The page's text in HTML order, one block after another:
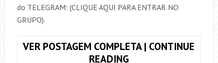
do TELEGRAM: (CLIQUE AQUI PARA ENTRAR NO
GRUPO).
VER POSTAGEM COMPLETA | CONTINUE
READINGTOQUE